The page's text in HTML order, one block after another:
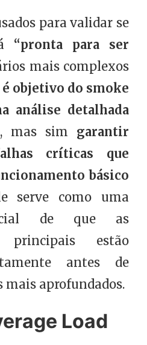
para validar se
“pronta para ser
mais complexos
é objetivo do smoke
análise detalhada
, mas sim garantir
críticas que
básico
serve como uma
de que as
principais estão
antes de
mais aprofundados.
Load